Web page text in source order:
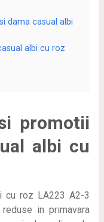
dama casual albi
albi cu roz
promotii
albi cu
cu roz LA223 A2-3
in primavara